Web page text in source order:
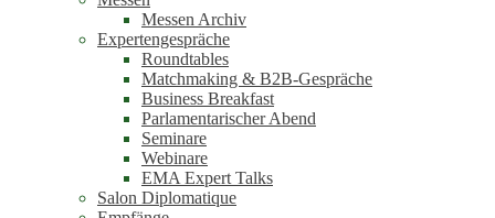
Messen Archiv
Expertengespräche
Roundtables
Matchmaking & B2B-Gespräche
Business Breakfast
Parlamentarischer Abend
Seminare
Webinare
EMA Expert Talks
Salon Diplomatique